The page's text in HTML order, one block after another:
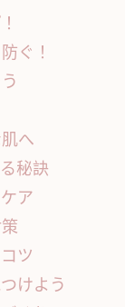
ぐ！
へ
秘訣
ア
ツ
けよう